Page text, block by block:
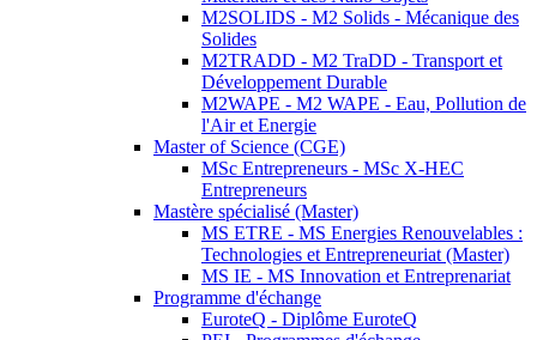
M2SOLIDS - M2 Solids - Mécanique des
Solides
M2TRADD - M2 TraDD - Transport et
Développement Durable
M2WAPE - M2 WAPE - Eau, Pollution de
l'Air et Energie
Master of Science (CGE)
MSc Entrepreneurs - MSc X-HEC
Entrepreneurs
Mastère spécialisé (Master)
MS ETRE - MS Energies Renouvelables :
Technologies et Entrepreneuriat (Master)
MS IE - MS Innovation et Entreprenariat
Programme d'échange
EuroteQ - Diplôme EuroteQ